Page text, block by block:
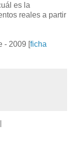
es la
reales a partir
- 2009 [ficha